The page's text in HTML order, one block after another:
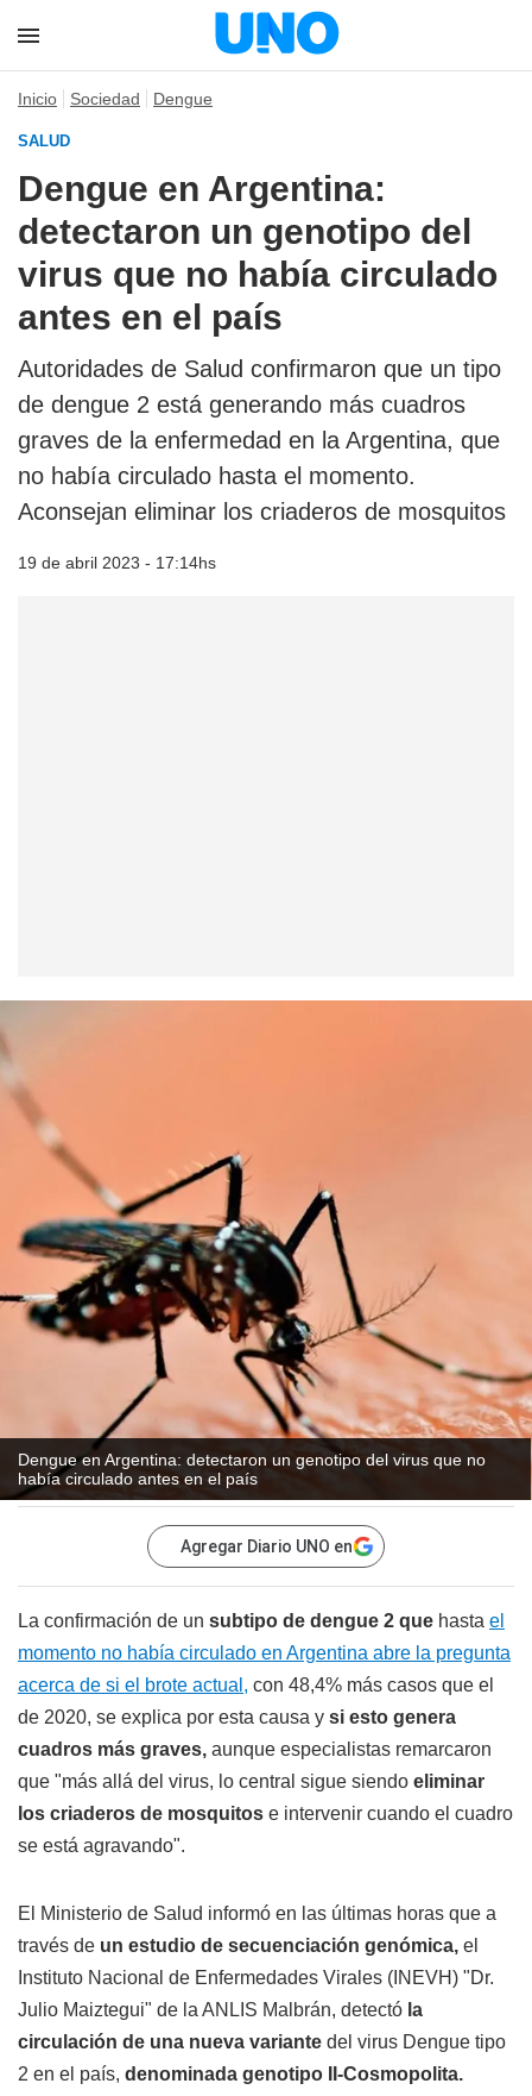
Inicio Sociedad Dengue
SALUD
Dengue en Argentina:
detectaron un genotipo del
virus que no había circulado
antes en el país
Autoridades de Salud confirmaron que un tipo
de dengue 2 está generando más cuadros
graves de la enfermedad en la Argentina, que
no había circulado hasta el momento.
Aconsejan eliminar los criaderos de mosquitos
19 de abril 2023 - 17:14hs
Dengue en Argentina: detectaron un genotipo del virus que no
había circulado antes en el país
Agregar Diario UNO en
La confirmación de un subtipo de dengue 2 que hasta el
momento no había circulado en Argentina abre la pregunta
acerca de si el brote actual, con 48,4% más casos que el
de 2020, se explica por esta causa y si esto genera
cuadros más graves, aunque especialistas remarcaron
que "más allá del virus, lo central sigue siendo eliminar
los criaderos de mosquitos e intervenir cuando el cuadro
se está agravando".
El Ministerio de Salud informó en las últimas horas que a
través de un estudio de secuenciación genómica, el
Instituto Nacional de Enfermedades Virales (INEVH) "Dr.
Julio Maiztegui" de la ANLIS Malbrán, detectó la
circulación de una nueva variante del virus Dengue tipo
2 en el país, denominada genotipo II-Cosmopolita.